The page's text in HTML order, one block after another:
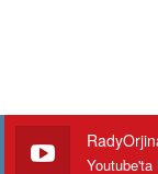
Youtube'ta